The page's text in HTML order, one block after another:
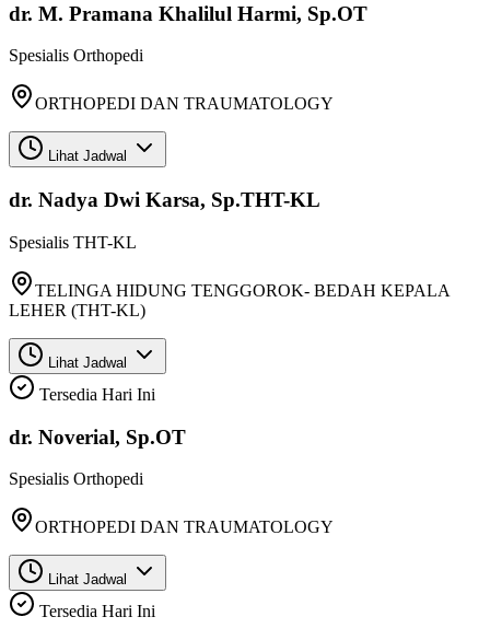
dr. M. Pramana Khalilul Harmi, Sp.OT
Spesialis Orthopedi
ORTHOPEDI DAN TRAUMATOLOGY
Lihat Jadwal
dr. Nadya Dwi Karsa, Sp.THT-KL
Spesialis THT-KL
TELINGA HIDUNG TENGGOROK- BEDAH KEPALA
LEHER (THT-KL)
Lihat Jadwal
Tersedia Hari Ini
dr. Noverial, Sp.OT
Spesialis Orthopedi
ORTHOPEDI DAN TRAUMATOLOGY
Lihat Jadwal
Tersedia Hari Ini